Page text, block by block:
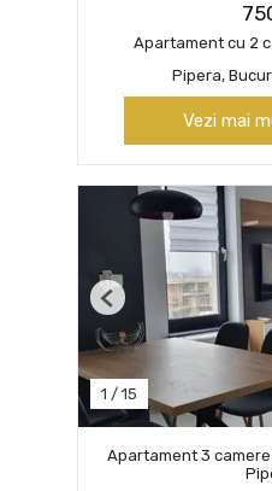
Apartament cu 2
Pipera,
Vezi mai
1 / 15
Previous
Apartament 3 camere